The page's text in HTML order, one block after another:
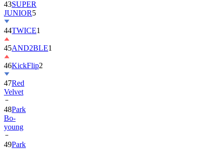
44TWICE
45AND2BLE
46KickFlip2
47Red
Velvet
48Park
Bo-
young
49Park
Ji-
hoon